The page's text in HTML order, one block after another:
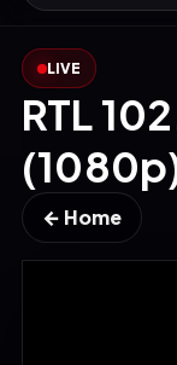
LIVE
RTL
← Home